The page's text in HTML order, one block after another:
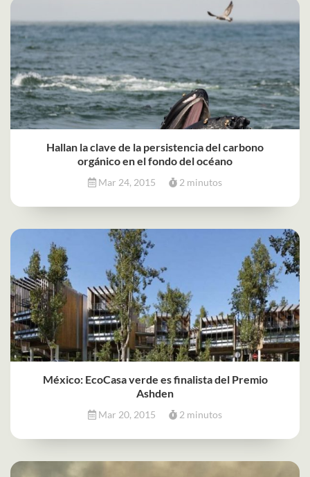
Hallan la clave de la persistencia del carbono
orgánico en el fondo del océano
Mar 24, 2015 2 minutos
México: EcoCasa verde es finalista del Premio
Ashden
Mar 20, 2015 2 minutos